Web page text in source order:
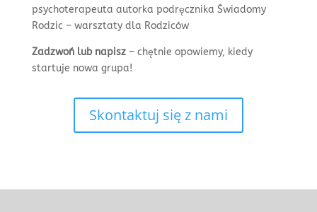
psychoterapeuta autorka podręcznika Świadomy
Rodzic – warsztaty dla Rodziców
Zadzwoń lub napisz– chętnie opowiemy, kiedy
startuje nowa grupa!
Skontaktuj się z nami